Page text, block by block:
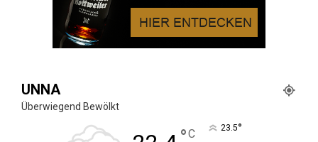
UNNA
Überwiegend Bewölkt
C 23.5°